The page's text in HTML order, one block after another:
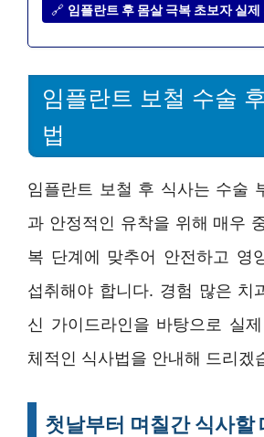
🔗 임플란트 후 몸살 극복 초보자 실제
임플란트 보철 수술
법
임플란트 보철 후 식사는 수술
과 안정적인 유착을 위해 매우
복 단계에 맞추어 안전하고 영
섭취해야 합니다. 경험 많은 치
신 가이드라인을 바탕으로 실
체적인 식사법을 안내해 드리겠
첫날부터 며칠간 식사할